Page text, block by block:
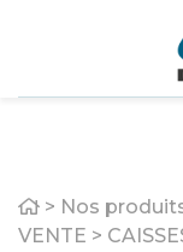
Home
> Nos
VENTE >